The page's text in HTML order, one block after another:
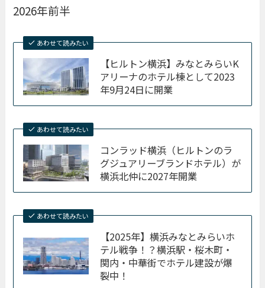
2026年前半
あわせて読みたい
【ヒルトン横浜】みなとみらいK
アリーナのホテル棟として2023
年9月24日に開業
あわせて読みたい
コンラッド横浜（ヒルトンのラ
グジュアリーブランドホテル）が
横浜北仲に2027年開業
あわせて読みたい
【2025年】横浜みなとみらいホ
テル戦争！？横浜駅・桜木町・
関内・中華街でホテル建設が爆
裂中！